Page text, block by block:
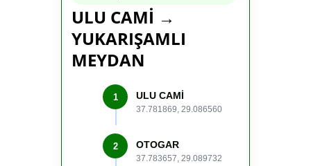
ULU CAMİ →
YUKARIŞAMLI
MEYDAN
1 ULU CAMİ
37.781869, 29.086560
2 OTOGAR
37.783657, 29.089732